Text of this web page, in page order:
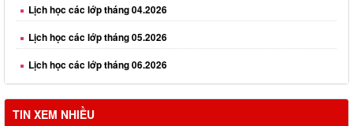
Lịch học các lớp tháng 05.2026
Lịch học các lớp tháng 06.2026
Lịch học các lớp tháng 08.2026
TIN XEM NHIỀU